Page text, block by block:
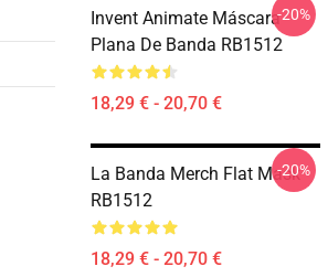
Invent Animate Máscara
Plana De Banda RB1512
18,29 € - 20,70 €
-20%
La Banda Merch Flat Mask
RB1512
18,29 € - 20,70 €
-20%